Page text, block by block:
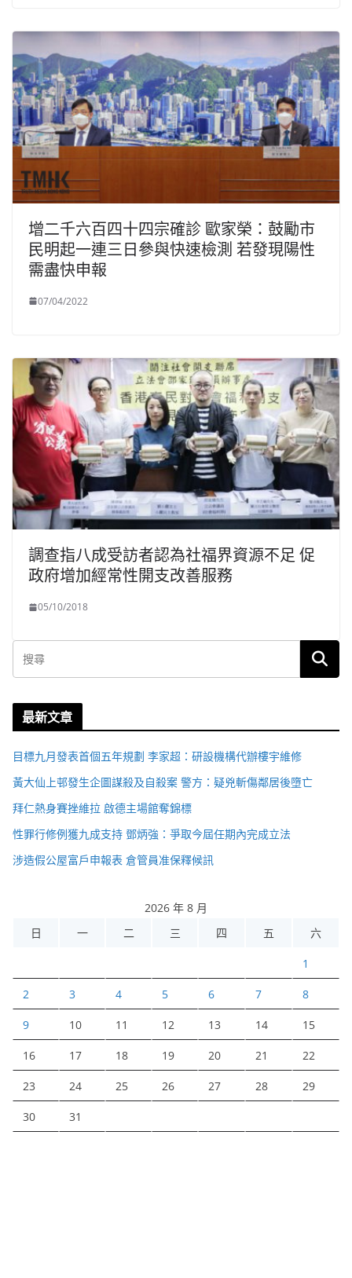
增二千六百四十四宗確診 歐家榮：鼓勵市
民明起一連三日參與快速檢測 若發現陽性
需盡快申報
07/04/2022
調查指八成受訪者認為社福界資源不足 促
政府增加經常性開支改善服務
05/10/2018
最新文章
目標九月發表首個五年規劃 李家超：研設機構代辦樓宇維修
黃大仙上邨發生企圖謀殺及自殺案 警方：疑兇斬傷鄰居後墮亡
拜仁熱身賽挫維拉 啟德主場館奪錦標
性罪行修例獲九成支持 鄧炳強：爭取今屆任期內完成立法
涉造假公屋富戶申報表 倉管員准保釋候訊
2026 年 8 月
日
一 二 三 四 五 六
1
2 3 4 5 6 7 8
9 10 11 12 13 14 15
16 17 18 19 20 21 22
23 24 25 26 27 28 29
30 31